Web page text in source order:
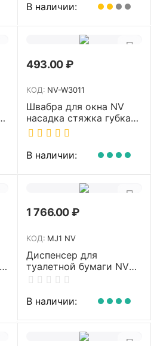
В наличии:
493.00₽
КОД: NV-W3011
Швабра для окна NV
насадка стяжка губка
30 см телескопическая
рукоятка 70-110 см NV-
W3011
В наличии:
1 766.00₽
КОД: MJ1 NV
Диспенсер для
туалетной бумаги NV
белый MJ1 NV
В наличии: